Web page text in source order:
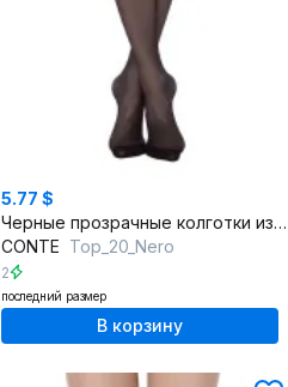
5.77 $
Черные прозрачные колготки из трикотажа с регулируемой посадкой
CONTE Top_20_Nero
2
последний размер
В корзину